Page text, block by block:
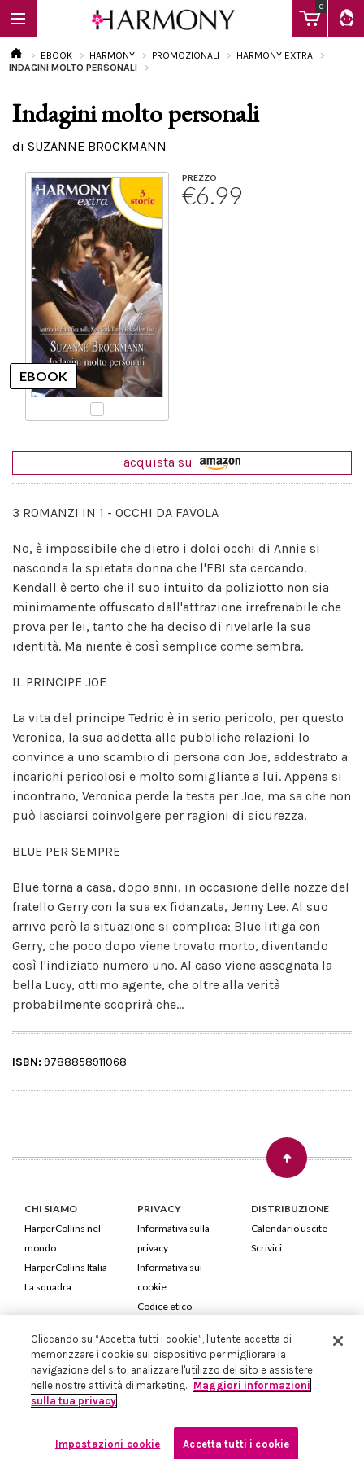
0
EBOOK
Calendario
EBOOK HARMONY PROMOZIONALI
HARMONY EXTRA
INDAGINI MOLTO PERSONALI
Indagini molto personali
di SUZANNE BROCKMANN
PREZZO
€6.99
acquista su
3 ROMANZI IN 1 - OCCHI DA FAVOLA
No, è impossibile che dietro i dolci occhi di Annie si
nasconda la spietata donna che l'FBI sta cercando.
Kendall è certo che il suo intuito da poliziotto non sia
minimamente offuscato dall'attrazione irrefrenabile che
prova per lei, tanto che ha deciso di rivelarle la sua
identità. Ma niente è così semplice come sembra.
IL PRINCIPE JOE
La vita del principe Tedric è in serio pericolo, per questo
Veronica, la sua addetta alle pubbliche relazioni lo
convince a uno scambio di persona con Joe, addestrato a
incarichi pericolosi e molto somigliante a lui. Appena si
incontrano, Veronica perde la testa per Joe, ma sa che non
può lasciarsi coinvolgere per ragioni di sicurezza.
BLUE PER SEMPRE
Blue torna a casa, dopo anni, in occasione delle nozze del
fratello Gerry con la sua ex fidanzata, Jenny Lee. Al suo
arrivo però la situazione si complica: Blue litiga con
Gerry, che poco dopo viene trovato morto, diventando
così l'indiziato numero uno. Al caso viene assegnata la
bella Lucy, ottimo agente, che oltre alla verità
probabilmente scoprirà che...
ISBN: 9788858911068
CHI SIAMO
HarperCollins nel
mondo
HarperCollins Italia
La squadra
PRIVACY
Informativa sulla
privacy
Informativa sui
cookie
Codice etico
DISTRIBUZIONE
Calendario uscite
Scrivici
HarperCollins Italia S.p.A. Viale Monte Nero, 84 - 20135 Milano
Cod. Fiscale e P.IVA 05946780151 - Capitale Sociale 258.250 €
Iscritta in Milano al Registro delle imprese nr.198004 e REA nr.1051898
Cliccando su “Accetta tutti i cookie”, l'utente accetta di
memorizzare i cookie sul dispositivo per migliorare la
navigazione del sito, analizzare l'utilizzo del sito e assistere
nelle nostre attività di marketing. Maggiori informazioni
sulla tua privacy
Impostazioni cookie Accetta tutti i cookie